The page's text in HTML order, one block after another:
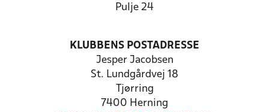
Pulje 24
KLUBBENS POSTADRESSE
Jesper Jacobsen
St. Lundgårdvej 18
Tjørring
7400 Herning